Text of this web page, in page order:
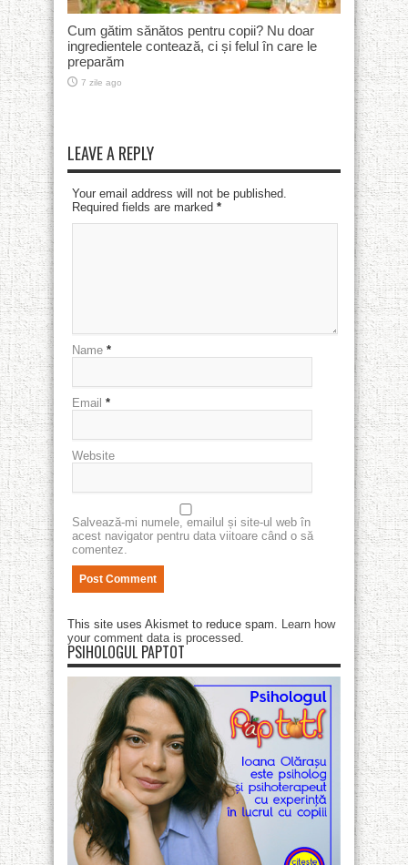
Cum gătim sănătos pentru copii? Nu doar
ingredientele contează, ci și felul în care le
preparăm
7 zile ago
LEAVE A REPLY
Your email address will not be published.
Required fields are marked *
Name *
Email *
Website
Salvează-mi numele, emailul și site-ul web în
acest navigator pentru data viitoare când o să
comentez.
This site uses Akismet to reduce spam. Learn how
your comment data is processed.
PSIHOLOGUL PAPTOT